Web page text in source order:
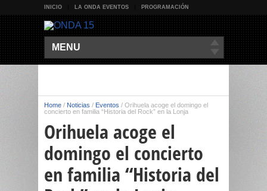
INICIO LA ONDA EVENTOS PROGRAMACIÓN
MENU
Home / Noticias / Eventos / Orihuela acoge el domingo el
concierto en familia “Historia del Rock” en la Lonja
Orihuela acoge el
domingo el concierto
en familia “Historia del